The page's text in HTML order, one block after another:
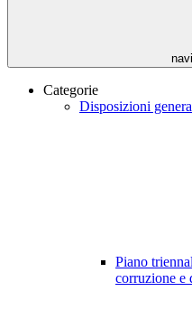
Categorie
Disposizioni
Piano
corruzione e